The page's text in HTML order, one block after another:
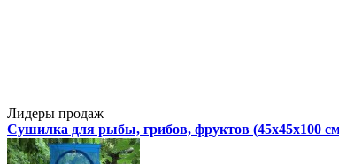
Лидеры продаж
Сушилка для рыбы, грибов, фруктов (45x45x100